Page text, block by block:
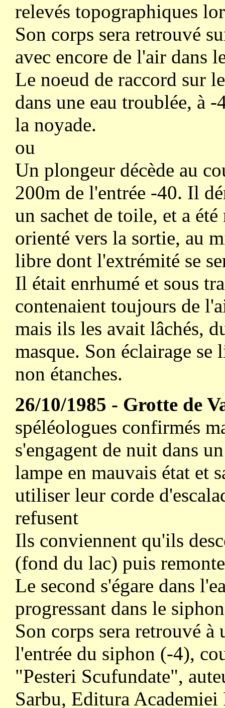
relevés topographiques
Son corps sera retrouvé
avec encore de l'air dans
Le noeud de raccord sur
dans une eau troublée, à
la noyade.
ou
Un plongeur décède au
200m de l'entrée -40. Il
un sachet de toile, et a
orienté vers la sortie, au
libre dont l'extrémité se
Il était enrhumé et sous
contenaient toujours de
mais ils les avait lâchés,
masque. Son éclairage
non étanches.
26/10/1985 - Grotte de
spéléologues confirmés
s'engagent de nuit dans
lampe en mauvais état et
utiliser leur corde
refusent
Ils conviennent qu'ils
(fond du lac) puis
Le second s'égare dans
progressant dans le
Son corps sera retrouvé à
l'entrée du siphon (-4),
"Pesteri Scufundate",
Sarbu, Editura